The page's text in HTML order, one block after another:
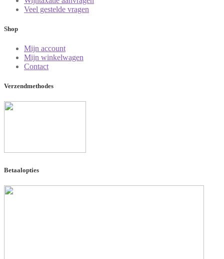
Veel gestelde vragen
Shop
Mijn account
Mijn winkelwagen
Contact
Verzendmethodes
Betaalopties